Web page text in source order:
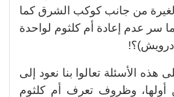
الغيرة من جانب كوكب الشرق كما
سر عدم إعادة أم كلثوم لواحدة
هذه الأسئلة تعالوا بنا نعود إلى
أولها، وظروف تعرف أم كلثوم